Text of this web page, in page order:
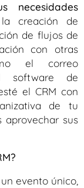
necesidades
creación de
de flujos de
con otras
el correo
software de
el CRM con
de tu
aprovechar sus
evento único,